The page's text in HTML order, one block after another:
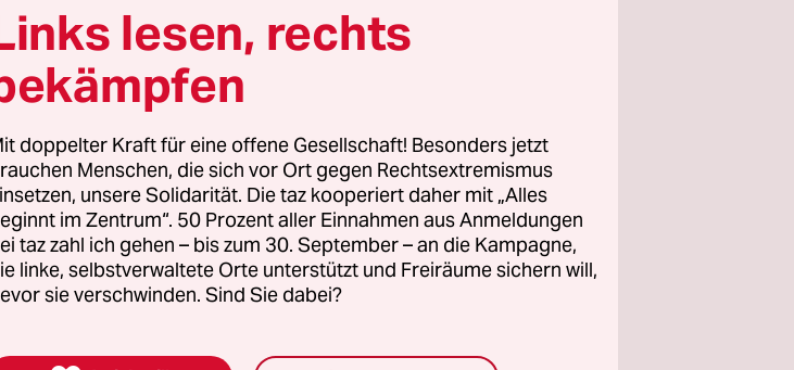
dafür sichtbare und unsichtbare
Gruppe hat sich mit der
im Alltag in dieser Stadt beschäftigt,
also konkret mit
Alltagsrassismus, ein anderes
wo man sich in Berlin überhaupt
Außerdem gab es eine Gruppe, die
von Menschen ohne Papiere in
lesen, rechts
doppelter Kraft für eine offene Gesellschaft! Besonders jetzt
Menschen, die sich vor Ort gegen Rechtsextremismus
unsere Solidarität. Die taz kooperiert daher mit „Alles
im Zentrum“. 50 Prozent aller Einnahmen aus Anmeldungen
taz zahl ich gehen – bis zum 30. September – an die Kampagne,
linke, selbstverwaltete Orte unterstützt und Freiräume sichern will,
sie verschwinden. Sind Sie dabei?